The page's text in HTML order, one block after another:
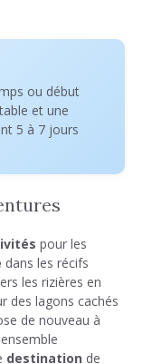
ou début
et une
5 à 7 jours
pour les
dans les récifs
les rizières en
des lagons cachés
de nouveau à
destination de